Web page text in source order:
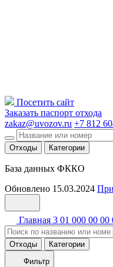
Посетить сайт
Заказать паспорт отхода
zakaz@uvozov.ru +7 812
Отходы
Категории
База данных ФККО
Обновлено 15.03.2024
Главная 3 01 000 00 00
Отходы
Категории
Фильтр